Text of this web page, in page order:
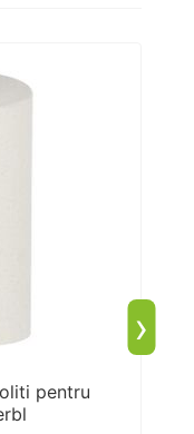
pentru
›